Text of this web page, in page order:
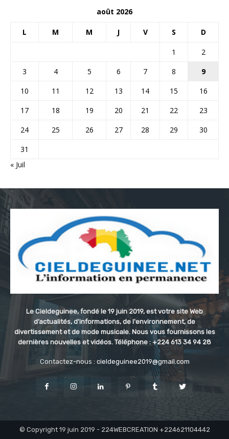
août 2026
L M M J V S D
1
2
3
4 5 6 7 8
9
10
11 12 13 14 15
16
17
18 19 20 21 22
23
24
25 26 27 28 29
30
31
« Juil
Le Cieldeguinee, fondé le 19 juin 2019, est votre site Web
d’actualités, d'informations, de l'environnement, de
divertissement et de mode musicale. Nous vous fournissons les
dernières nouvelles et vidéos. Téléphone : +224 613 34 94 28
Contactez-nous : cieldeguinee2019@gmail.com
© Copyright 19 juin 2019 - 224WEBCREATION +224621104442